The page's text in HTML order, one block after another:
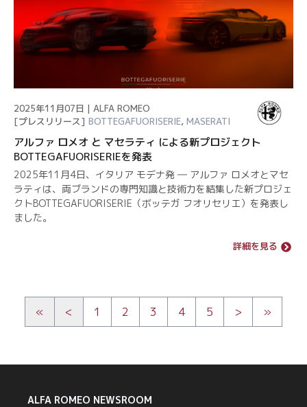
2025年11月07日 | ALFA ROMEO
[プレスリリース] BOTTEGAFUORISERIE, MASERATI
アルファ ロメオ と マセラティ による新プロジェクト
BOTTEGAFUORISERIEを発表
2025年11月4日、イタリア モデナ発 ― アルファ ロメオとマセ
ラティは、両ブランドの専門知識と技術力を結集した新プロジェ
クトBOTTEGAFUORISERIE（ボッテガ フオリセリエ）を発表し
ました。
詳細を見る
« < 1 2 3 4 5 > »
ALFA ROMEO NEWSROOM